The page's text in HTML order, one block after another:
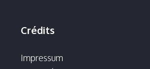
Crédits
Impressum